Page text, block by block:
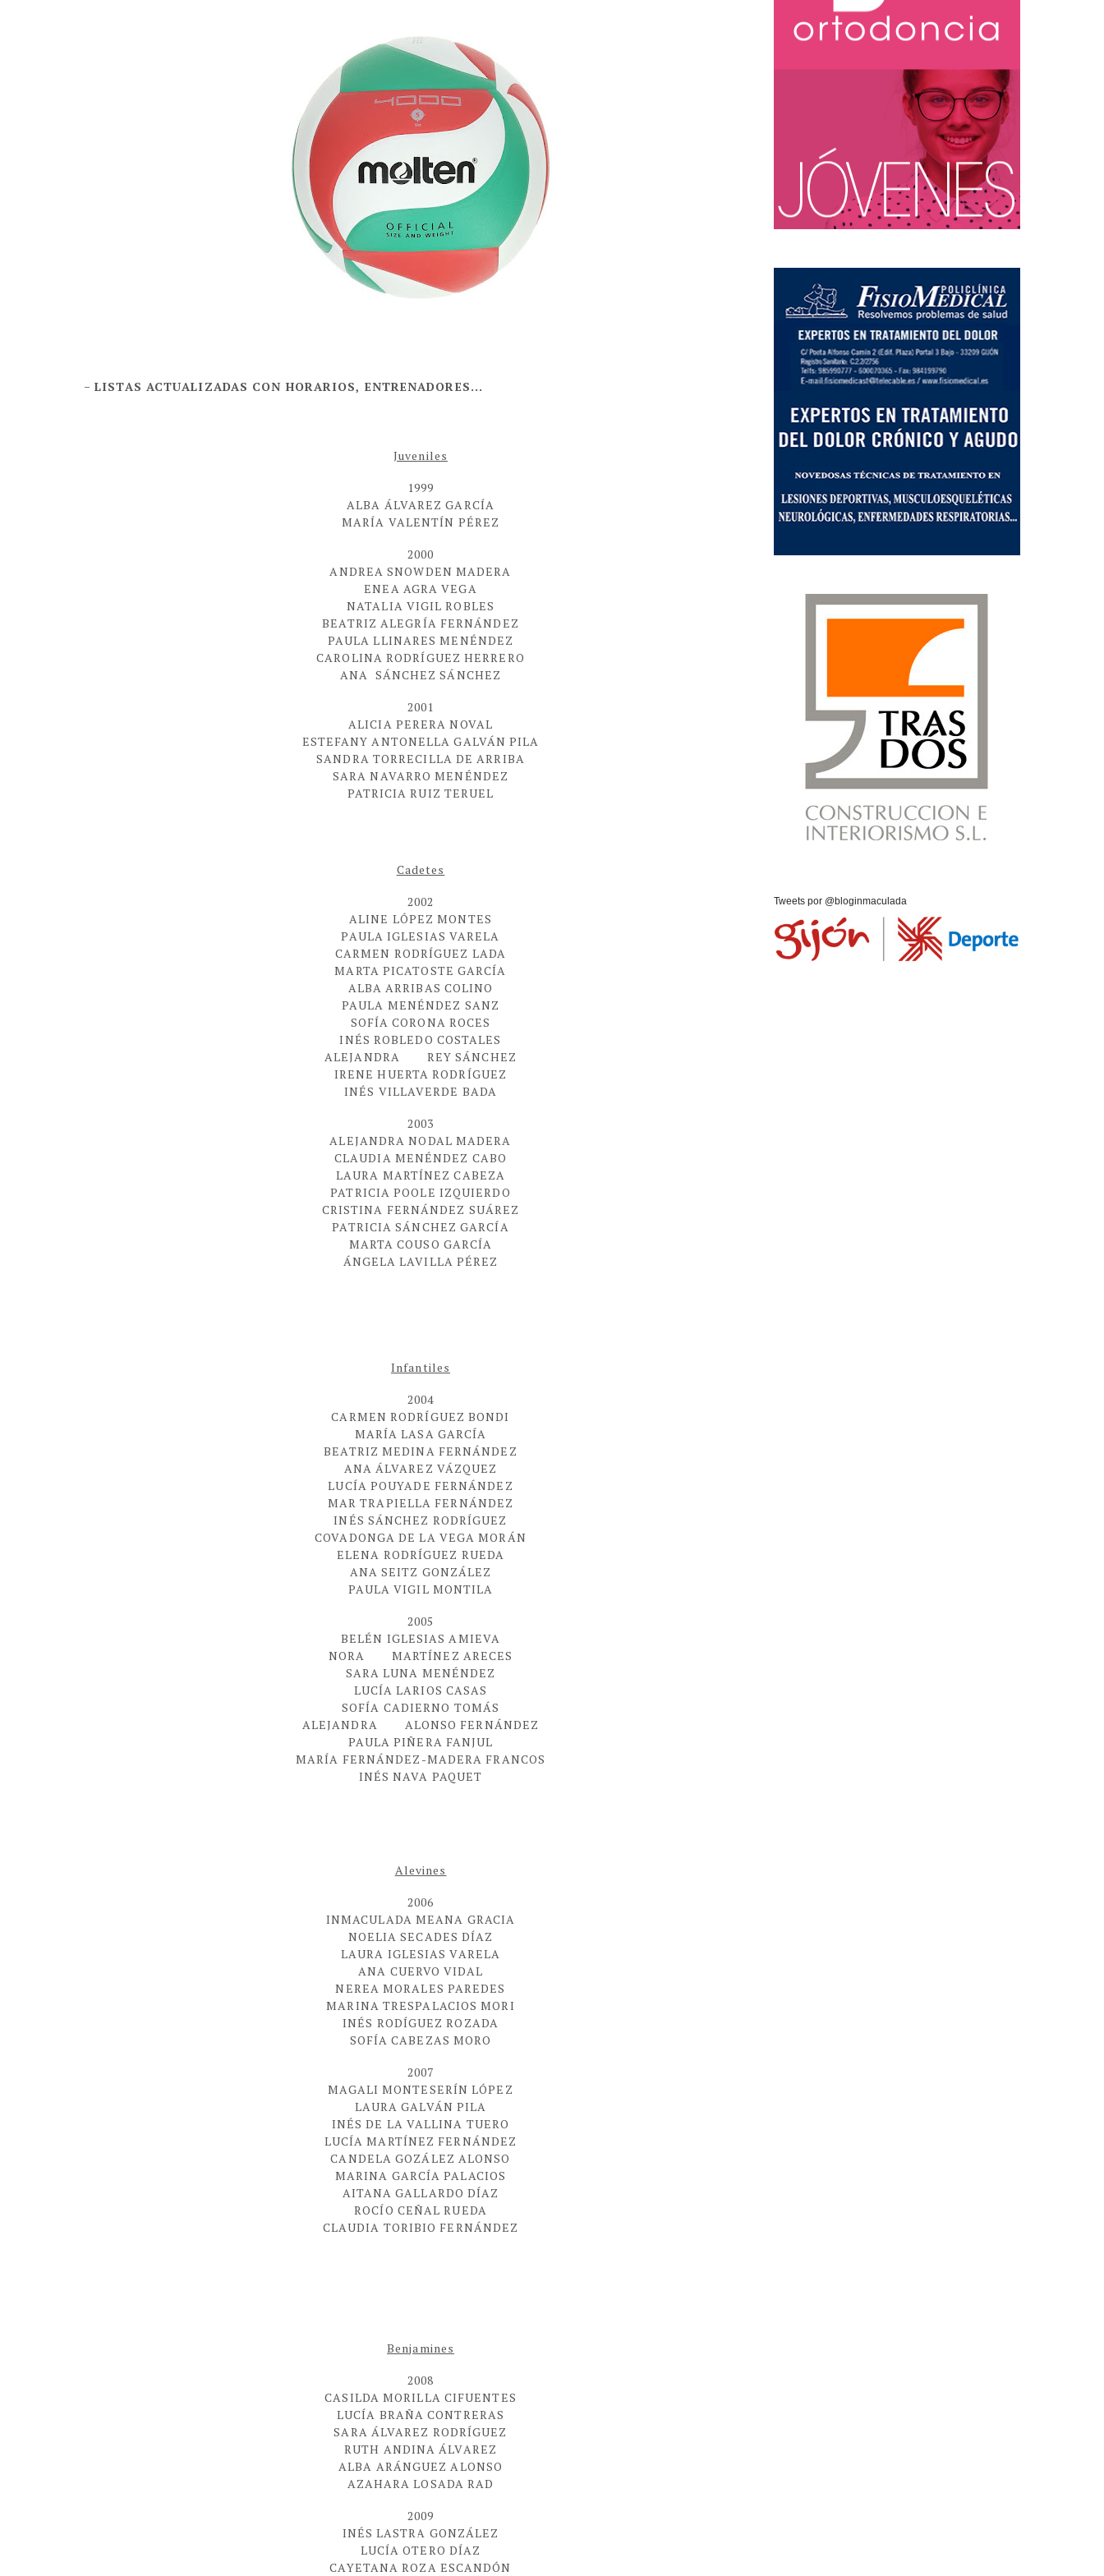
- LISTAS ACTUALIZADAS CON HORARIOS, ENTRENADORES...
Juveniles
1999
ALBA ÁLVAREZ GARCÍA
MARÍA VALENTÍN PÉREZ
2000
ANDREA SNOWDEN MADERA
ENEA AGRA VEGA
NATALIA VIGIL ROBLES
BEATRIZ ALEGRÍA FERNÁNDEZ
PAULA LLINARES MENÉNDEZ
CAROLINA RODRÍGUEZ HERRERO
ANA SÁNCHEZ SÁNCHEZ
2001
ALICIA PERERA NOVAL
ESTEFANY ANTONELLA GALVÁN PILA
SANDRA TORRECILLA DE ARRIBA
SARA NAVARRO MENÉNDEZ
PATRICIA RUIZ TERUEL
Cadetes
2002
ALINE LÓPEZ MONTES
PAULA IGLESIAS VARELA
CARMEN RODRÍGUEZ LADA
MARTA PICATOSTE GARCÍA
ALBA ARRIBAS COLINO
PAULA MENÉNDEZ SANZ
SOFÍA CORONA ROCES
INÉS ROBLEDO COSTALES
ALEJANDRA REY SÁNCHEZ
IRENE HUERTA RODRÍGUEZ
INÉS VILLAVERDE BADA
2003
ALEJANDRA NODAL MADERA
CLAUDIA MENÉNDEZ CABO
LAURA MARTÍNEZ CABEZA
PATRICIA POOLE IZQUIERDO
CRISTINA FERNÁNDEZ SUÁREZ
PATRICIA SÁNCHEZ GARCÍA
MARTA COUSO GARCÍA
ÁNGELA LAVILLA PÉREZ
Infantiles
2004
CARMEN RODRÍGUEZ BONDI
MARÍA LASA GARCÍA
BEATRIZ MEDINA FERNÁNDEZ
ANA ÁLVAREZ VÁZQUEZ
LUCÍA POUYADE FERNÁNDEZ
MAR TRAPIELLA FERNÁNDEZ
INÉS SÁNCHEZ RODRÍGUEZ
COVADONGA DE LA VEGA MORÁN
ELENA RODRÍGUEZ RUEDA
ANA SEITZ GONZÁLEZ
PAULA VIGIL MONTILA
2005
BELÉN IGLESIAS AMIEVA
NORA MARTÍNEZ ARECES
SARA LUNA MENÉNDEZ
LUCÍA LARIOS CASAS
SOFÍA CADIERNO TOMÁS
ALEJANDRA ALONSO FERNÁNDEZ
PAULA PIÑERA FANJUL
MARÍA FERNÁNDEZ-MADERA FRANCOS
INÉS NAVA PAQUET
Alevines
2006
INMACULADA MEANA GRACIA
NOELIA SECADES DÍAZ
LAURA IGLESIAS VARELA
ANA CUERVO VIDAL
NEREA MORALES PAREDES
MARINA TRESPALACIOS MORI
INÉS RODÍGUEZ ROZADA
SOFÍA CABEZAS MORO
2007
MAGALI MONTESERÍN LÓPEZ
LAURA GALVÁN PILA
INÉS DE LA VALLINA TUERO
LUCÍA MARTÍNEZ FERNÁNDEZ
CANDELA GOZÁLEZ ALONSO
MARINA GARCÍA PALACIOS
AITANA GALLARDO DÍAZ
ROCÍO CEÑAL RUEDA
CLAUDIA TORIBIO FERNÁNDEZ
Benjamines
2008
CASILDA MORILLA CIFUENTES
LUCÍA BRAÑA CONTRERAS
SARA ÁLVAREZ RODRÍGUEZ
RUTH ANDINA ÁLVAREZ
ALBA ARÁNGUEZ ALONSO
AZAHARA LOSADA RAD
2009
INÉS LASTRA GONZÁLEZ
LUCÍA OTERO DÍAZ
CAYETANA ROZA ESCANDÓN
Tweets por @bloginmaculada